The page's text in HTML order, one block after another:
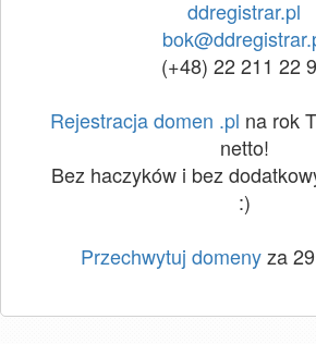
ddregistrar.pl
(+48) 22 211 22
Rejestracja domen .pl na rok
netto!
Bez haczyków i bez
:)
Przechwytuj domenyza